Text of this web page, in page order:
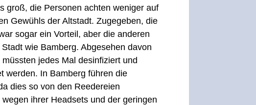
groß, die Personen achten weniger auf
Gewühls der Altstadt. Zugegeben, die
sogar ein Vorteil, aber die anderen
wie Bamberg. Abgesehen davon
jedes Mal desinfiziert und
werden. In Bamberg führen die
dies so von den Reedereien
ihrer Headsets und der geringen